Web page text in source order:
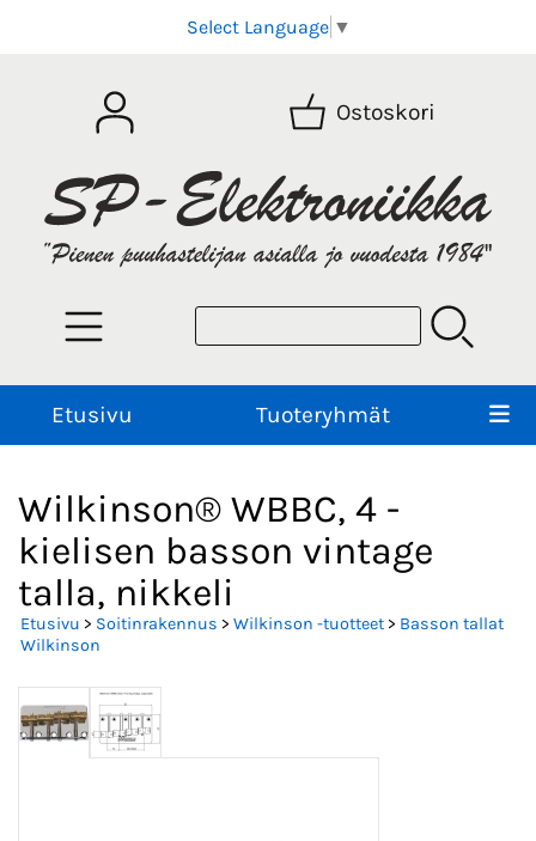
Select Language ▼
Ostoskori
Etusivu Tuoteryhmät
Wilkinson® WBBC, 4 -
kielisen basson vintage
talla, nikkeli
Etusivu > Soitinrakennus > Wilkinson -tuotteet> Basson tallat
Wilkinson